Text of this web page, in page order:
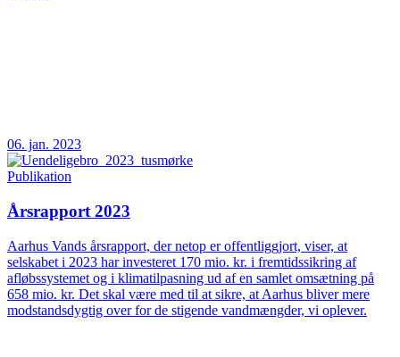
06. jan. 2023
Publikation
Årsrapport 2023
Aarhus Vands årsrapport, der netop er offentliggjort, viser, at
selskabet i 2023 har investeret 170 mio. kr. i fremtidssikring af
afløbssystemet og i klimatilpasning ud af en samlet omsætning på
658 mio. kr. Det skal være med til at sikre, at Aarhus bliver mere
modstandsdygtig over for de stigende vandmængder, vi oplever.